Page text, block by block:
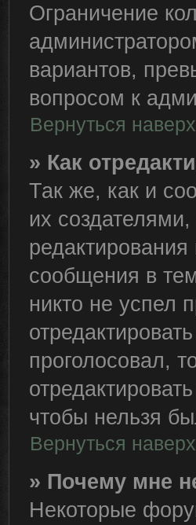
Ограничение
вариантов,
вопросом к
Вернуться наверх
» Как
Так же, как и
их
сообщения в
никто не успел
проголосовал,
чтобы нельзя
Вернуться наверх
» Почему мне
Некоторые